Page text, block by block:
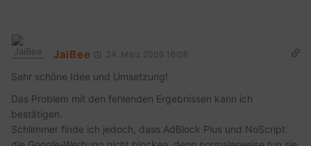
JaiBee 24. März 2009 16:08
Sehr schöne Idee und Umsetzung!
Das Problem mit den fehlenden Ergebnissen kann ich
bestätigen.
Schlimmer finde ich jedoch, dass AdBlock Plus und NoScript